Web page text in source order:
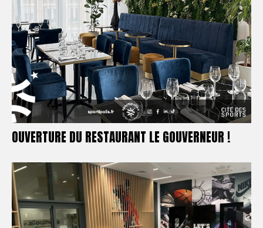
OUVERTURE DU RESTAURANT LE GOUVERNEUR !